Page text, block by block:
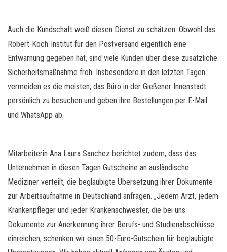
Auch die Kundschaft weiß diesen Dienst zu schätzen. Obwohl das
Robert-Koch-Institut für den Postversand eigentlich eine
Entwarnung gegeben hat, sind viele Kunden über diese zusätzliche
Sicherheitsmaßnahme froh. Insbesondere in den letzten Tagen
vermeiden es die meisten, das Büro in der Gießener Innenstadt
persönlich zu besuchen und geben ihre Bestellungen per E-Mail
und WhatsApp ab.
Mitarbeiterin Ana Laura Sanchez berichtet zudem, dass das
Unternehmen in diesen Tagen Gutscheine an ausländische
Mediziner verteilt, die beglaubigte Übersetzung ihrer Dokumente
zur Arbeitsaufnahme in Deutschland anfragen. „Jedem Arzt, jedem
Krankenpfleger und jeder Krankenschwester, die bei uns
Dokumente zur Anerkennung ihrer Berufs- und Studienabschlüsse
einreichen, schenken wir einen 50-Euro-Gutschein für beglaubigte